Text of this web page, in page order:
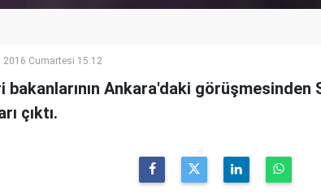
2016 Cumartesi 15:12
bakanlarının Ankara'daki görüşmesinden
çıktı.